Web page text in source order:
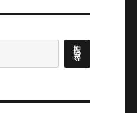
搜
尋